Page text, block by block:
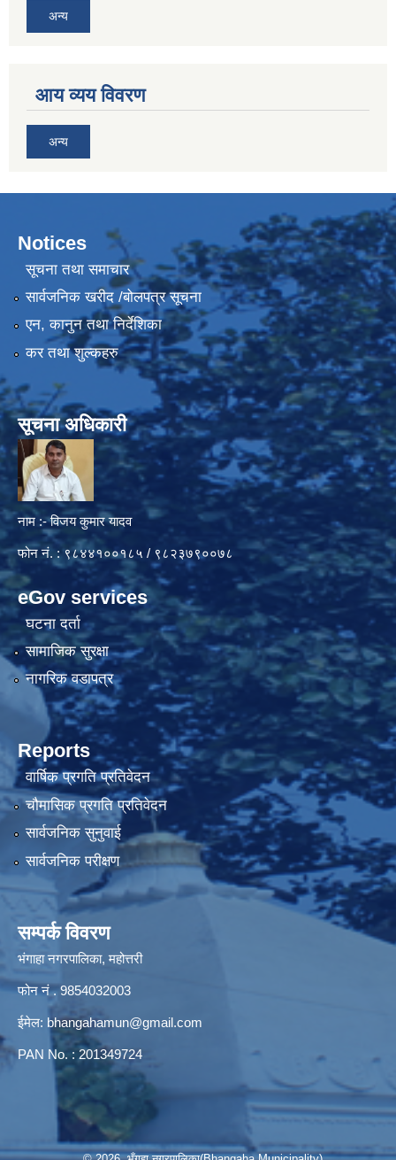
अन्य
आय व्यय विवरण
अन्य
Notices
सूचना तथा समाचार
सार्वजनिक खरीद /बोलपत्र सूचना
एन, कानुन तथा निर्देशिका
कर तथा शुल्कहरु
सूचना अधिकारी
नाम :- विजय कुमार यादव
फोन नं. : ९८४४१००१८५ / ९८२३७९००७८
eGov services
घटना दर्ता
सामाजिक सुरक्षा
नागरिक वडापत्र
Reports
वार्षिक प्रगति प्रतिवेदन
चौमासिक प्रगति प्रतिवेदन
सार्वजनिक सुनुवाई
सार्वजनिक परीक्षण
सम्पर्क विवरण
भंगाहा नगरपालिका, महोत्तरी
फोन नं . 9854032003
ईमेल: bhangahamun@gmail.com
PAN No. : 201349724